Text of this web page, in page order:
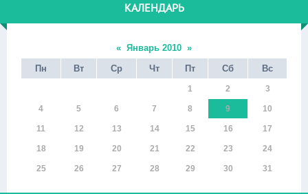
КАЛЕНДАРЬ
« Январь 2010 »
Пн
Вт Ср Чт Пт Сб Вс
1 2 3
4 5 6 7 8 9 10
11 12 13 14 15 16 17
18 19 20 21 22 23 24
25 26 27 28 29 30 31